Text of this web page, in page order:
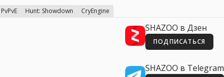
PvPvE Hunt: Showdown CryEngine
SHAZOO в Дзен
ПОДПИСАТЬСЯ
SHAZOO в Telegram